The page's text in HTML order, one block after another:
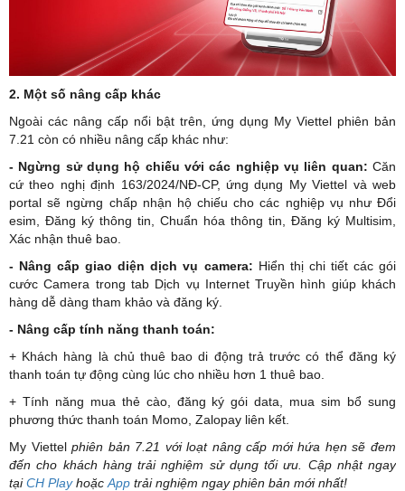
2. Một số nâng cấp khác
Ngoài các nâng cấp nổi bật trên, ứng dụng My Viettel phiên bản
7.21 còn có nhiều nâng cấp khác như:
- Ngừng sử dụng hộ chiếu với các nghiệp vụ liên quan: Căn
cứ theo nghị định 163/2024/NĐ-CP, ứng dụng My Viettel và web
portal sẽ ngừng chấp nhận hộ chiếu cho các nghiệp vụ như Đổi
esim, Đăng ký thông tin, Chuẩn hóa thông tin, Đăng ký Multisim,
Xác nhận thuê bao.
- Nâng cấp giao diện dịch vụ camera: Hiển thị chi tiết các gói
cước Camera trong tab Dịch vụ Internet Truyền hình giúp khách
hàng dễ dàng tham khảo và đăng ký.
- Nâng cấp tính năng thanh toán:
+ Khách hàng là chủ thuê bao di động trả trước có thể đăng ký
thanh toán tự động cùng lúc cho nhiều hơn 1 thuê bao.
+ Tính năng mua thẻ cào, đăng ký gói data, mua sim bổ sung
phương thức thanh toán Momo, Zalopay liên kết.
My Viettelphiên bản 7.21 với loạt nâng cấp mới hứa hẹn sẽ đem
đến cho khách hàng trải nghiệm sử dụng tối ưu. Cập nhật ngay
tạiCH Play hoặc App trải nghiệm ngay phiên bản mới nhất!